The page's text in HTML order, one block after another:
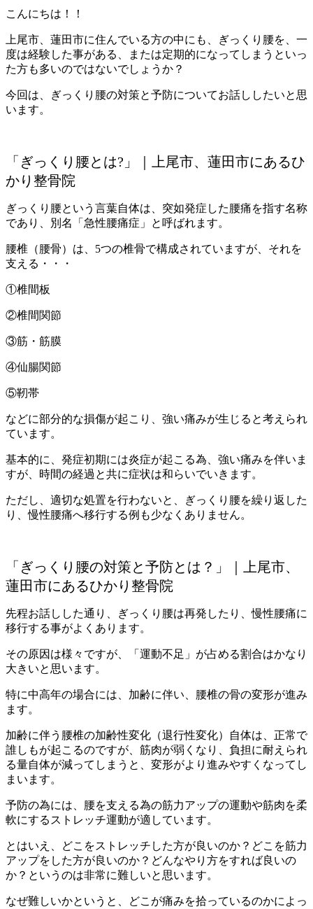
こんにちは！！
上尾市、蓮田市に住んでいる方の中にも、ぎっくり腰を、一
度は経験した事がある、または定期的になってしまうといっ
た方も多いのではないでしょうか？
今回は、ぎっくり腰の対策と予防についてお話ししたいと思
います。
「ぎっくり腰とは?」｜上尾市、蓮田市にあるひ
かり整骨院
ぎっくり腰という言葉自体は、突如発症した腰痛を指す名称
であり、別名「急性腰痛症」と呼ばれます。
腰椎（腰骨）は、5つの椎骨で構成されていますが、それを
支える・・・
①椎間板
②椎間関節
③筋・筋膜
④仙腸関節
⑤靭帯
などに部分的な損傷が起こり、強い痛みが生じると考えられ
ています。
基本的に、発症初期には炎症が起こる為、強い痛みを伴いま
すが、時間の経過と共に症状は和らいでいきます。
ただし、適切な処置を行わないと、ぎっくり腰を繰り返した
り、慢性腰痛へ移行する例も少なくありません。
「ぎっくり腰の対策と予防とは？」｜上尾市、
蓮田市にあるひかり整骨院
先程お話しした通り、ぎっくり腰は再発したり、慢性腰痛に
移行する事がよくあります。
その原因は様々ですが、「運動不足」が占める割合はかなり
大きいと思います。
特に中高年の場合には、加齢に伴い、腰椎の骨の変形が進み
ます。
加齢に伴う腰椎の加齢性変化（退行性変化）自体は、正常で
誰しもが起こるのですが、筋肉が弱くなり、負担に耐えられ
る量自体が減ってしまうと、変形がより進みやすくなってし
まいます。
予防の為には、腰を支える為の筋力アップの運動や筋肉を柔
軟にするストレッチ運動が適しています。
とはいえ、どこをストレッチした方が良いのか？どこを筋力
アップをした方が良いのか？どんなやり方をすれば良いの
か？というのは非常に難しいと思います。
なぜ難しいかというと、どこが痛みを拾っているのかによっ